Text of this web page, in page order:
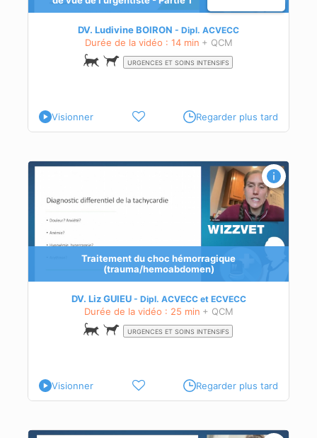
DV. Ludivine BOIRON Dipl. ACVECC
Durée de la vidéo : 14 min + QCM
URGENCES ET SOINS INTENSIFS
Visionner Regarder plus tard
Traitement du choc hémorragique
(trauma/hemoabdomen)
DV. Liz GUIEU Dipl. ACVECCet ECVECC
Durée de la vidéo : 25 min + QCM
URGENCES ET SOINS INTENSIFS
Visionner Regarder plus tard